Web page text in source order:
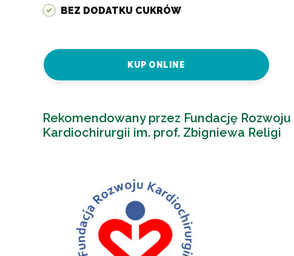
BEZ DODATKU CUKRÓW
KUP ONLINE
Rekomendowany przez Fundację Rozwoju
Kardiochirurgii im. prof. Zbigniewa Religi